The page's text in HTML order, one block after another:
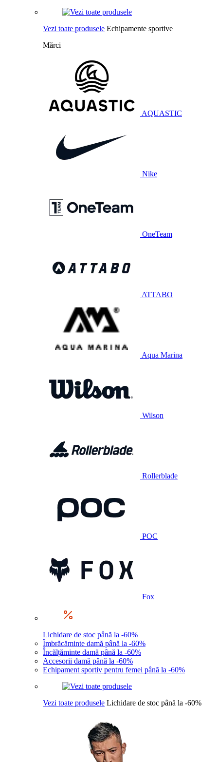
Vezi toate produsele Echipamente sportive
Mărci
AQUASTIC
Nike
OneTeam
ATTABO
Aqua Marina
Wilson
Rollerblade
POC
Fox
Lichidare de stoc până la -60%
Îmbrăcăminte damă până la -60%
Încălțăminte damă până la -60%
Accesorii damă până la -60%
Echipament sportiv pentru femei până la -60%
Vezi toate produsele Lichidare de stoc până la -60%